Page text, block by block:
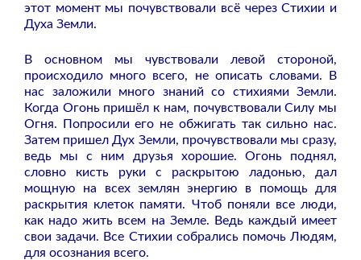
этот момент мы почувствовали всё через Стихии и
Духа Земли.
В основном мы чувствовали левой стороной,
происходило много всего, не описать словами. В
нас заложили много знаний со стихиями Земли.
Когда Огонь пришёл к нам, почувствовали Силу мы
Огня. Попросили его не обжигать так сильно нас.
Затем пришел Дух Земли, прочувствовали мы сразу,
ведь мы с ним друзья хорошие. Огонь поднял,
словно кисть руки с раскрытою ладонью, дал
мощную на всех землян энергию в помощь для
раскрытия клеток памяти. Чтоб поняли все люди,
как надо жить всем на Земле. Ведь каждый имеет
свои задачи. Все Стихии собрались помочь Людям,
для осознания всего.